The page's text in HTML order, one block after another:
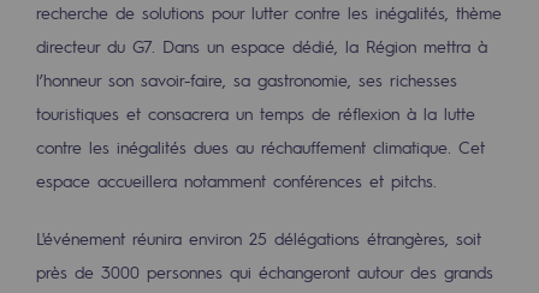
Gaz renouvelables et procédés durables
Gaz renouvelables et procédés
Pyrogazéification et gazéification
Méthanation
Nouveaux usages
recherche de solutions pour lutter contre les inégalités, thème
directeur du G7. Dans un espace dédié, la Région mettra à
l’honneur son savoir-faire, sa gastronomie, ses richesses
touristiques et consacrera un temps de réflexion à la lutte
contre les inégalités dues au réchauffement climatique. Cet
espace accueillera notamment conférences et pitchs.
L'événement réunira environ 25 délégations étrangères, soit
près de 3000 personnes qui échangeront autour des grands